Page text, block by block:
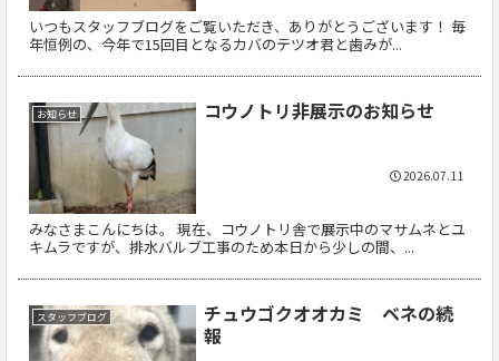
いつもスタッフブログをご覧いただき、ありがとうございます！ 毎
年恒例の、今年で15回目となるカバのテツオ君と歯みが...
お知らせ コウノトリ非展示のお知らせ
みなさまこんにちは。 現在、コウノトリ舎で展示中のマサムネとユ
キムラですが、排水バルブ工事のため本日から少しの間、...
2026.07.11
スタッフブログ
チュウゴクオオカミ ベネの続
報